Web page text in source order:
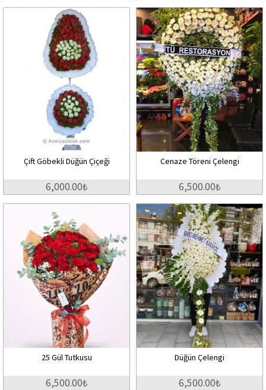
Çift Göbekli Düğün Çiçeği
6,000.00₺
Cenaze Töreni Çelengi
6,500.00₺
25 Gül Tutkusu
6,500.00₺
Düğün Çelengi
6,500.00₺